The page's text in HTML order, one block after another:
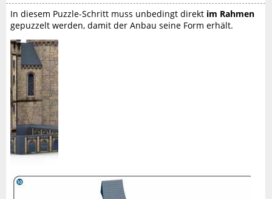
In diesem Puzzle-Schritt muss unbedingt direkt im Rahmen
gepuzzelt werden, damit der Anbau seine Form erhält.